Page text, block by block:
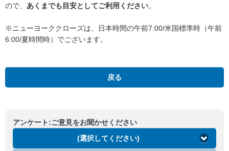
ので、 あくまでも目安としてご利用ください。
※ニューヨーククローズは、日本時間の午前7:00/米国標準時（午前
6:00/夏時間時）でございます。
戻る
アンケート:ご意見をお聞かせください
(選択してください)